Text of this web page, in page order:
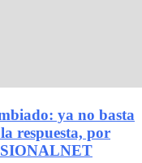
ya no basta
respuesta, por